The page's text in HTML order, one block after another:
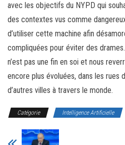
avec les objectifs du NYPD qui
des contextes vus comme
d’utiliser cette machine afin
compliquées pour éviter des
n’est pas une fin en soi et nous
encore plus évoluées, dans les rues
d’autres villes à travers le monde.
Catégorie Intelligence Artificielle